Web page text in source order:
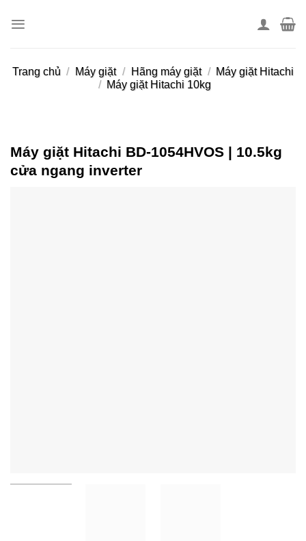
Trang chủ / Máy giặt / Hãng máy giặt /
Máy giặt Hitachi
/
Máy giặt Hitachi 10kg
Máy giặt Hitachi BD-1054HVOS | 10.5kg
cửa ngang inverter